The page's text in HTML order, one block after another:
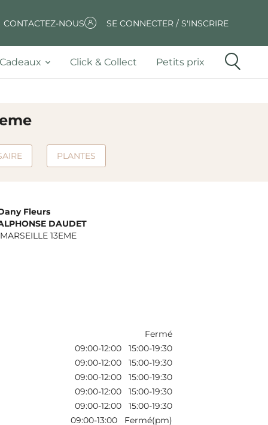
CONTACTEZ-NOUS SE CONNECTER / S'INSCRIRE
Cadeaux Click & Collect Petits prix
PLANTES
Fleurs
DAUDET
MARSEILLE 13EME
Fermé
09:00-12:00 15:00-19:30
09:00-12:00 15:00-19:30
09:00-12:00 15:00-19:30
09:00-12:00 15:00-19:30
09:00-12:00 15:00-19:30
09:00-13:00 Fermé(pm)